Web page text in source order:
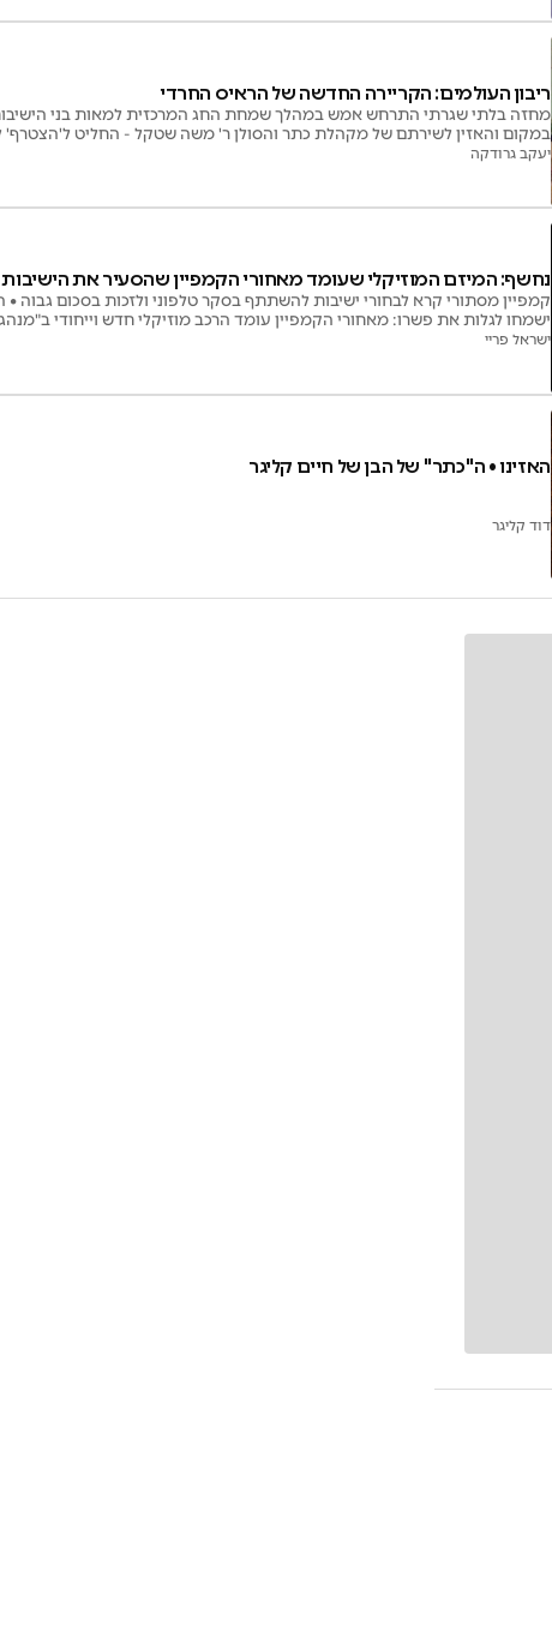
ריבון העולמים: הקריירה החדשה של הראיס החרדי
מחזה בלתי שגרתי התרחש אמש במהלך שמחת החג המרכזית למאות בני
במקום והאזין לשירתם של מקהלת כתר והסולן ר' משה שטקל - החליט
יעקב גרודקה
נחשף: המיזם המוזיקלי שעומד מאחורי הקמפיין שהסעיר את הישיבות
קמפיין מסתורי קרא לבחורי ישיבות להשתתף בסקר טלפוני ולזכות בסכום גבוה
ישמחו לגלות את פשרו: מאחורי הקמפיין עומד הרכב מוזיקלי חדש וייחודי
ישראל פריי
האזינו • ה''כתר'' של הבן של חיים קליגר
דוד קליגר